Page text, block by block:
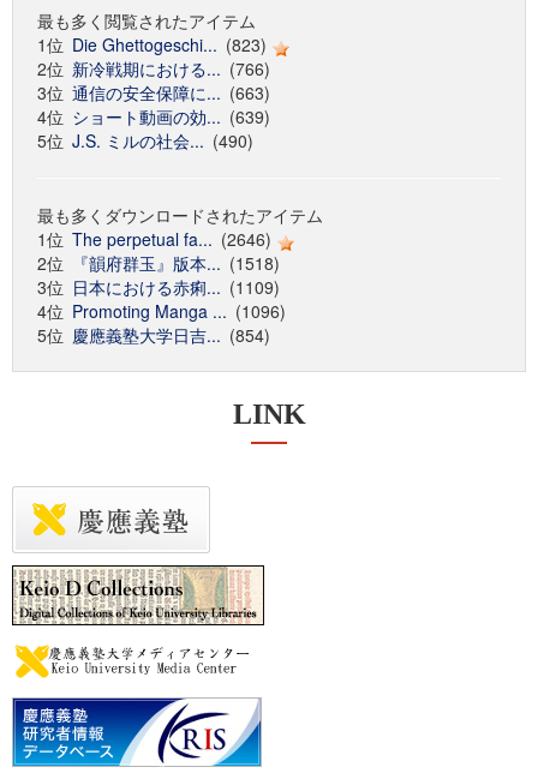
最も多く閲覧されたアイテム
1位 Die Ghettogeschi... (823)
2位 新冷戦期における... (766)
3位 通信の安全保障に... (663)
4位 ショート動画の効... (639)
5位 J.S. ミルの社会... (490)
最も多くダウンロードされたアイテム
1位 The perpetual fa... (2646)
2位
『韻府群玉』版本... (1518)
3位 日本における赤痢... (1109)
4位 Promoting Manga ... (1096)
5位 慶應義塾大学日吉... (854)
LINK